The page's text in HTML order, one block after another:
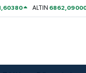
ALTIN